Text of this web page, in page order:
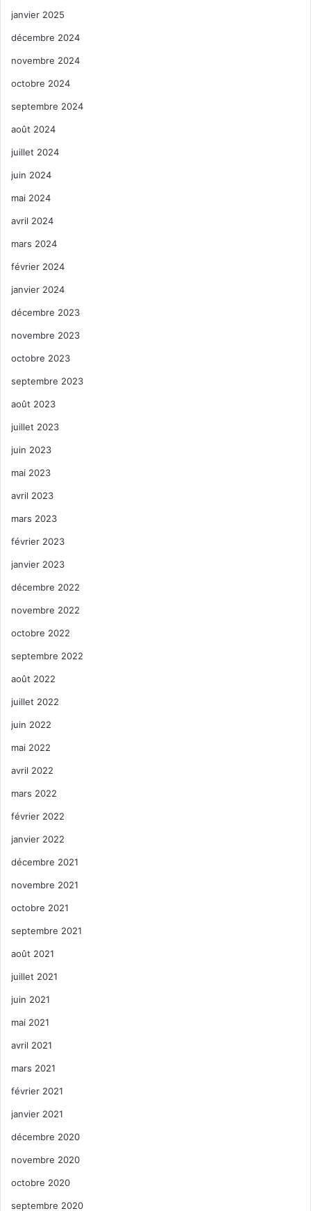
janvier 2025
décembre 2024
novembre 2024
octobre 2024
septembre 2024
août 2024
juillet 2024
juin 2024
mai 2024
avril 2024
mars 2024
février 2024
janvier 2024
décembre 2023
novembre 2023
octobre 2023
septembre 2023
août 2023
juillet 2023
juin 2023
mai 2023
avril 2023
mars 2023
février 2023
janvier 2023
décembre 2022
novembre 2022
octobre 2022
septembre 2022
août 2022
juillet 2022
juin 2022
mai 2022
avril 2022
mars 2022
février 2022
janvier 2022
décembre 2021
novembre 2021
octobre 2021
septembre 2021
août 2021
juillet 2021
juin 2021
mai 2021
avril 2021
mars 2021
février 2021
janvier 2021
décembre 2020
novembre 2020
octobre 2020
septembre 2020